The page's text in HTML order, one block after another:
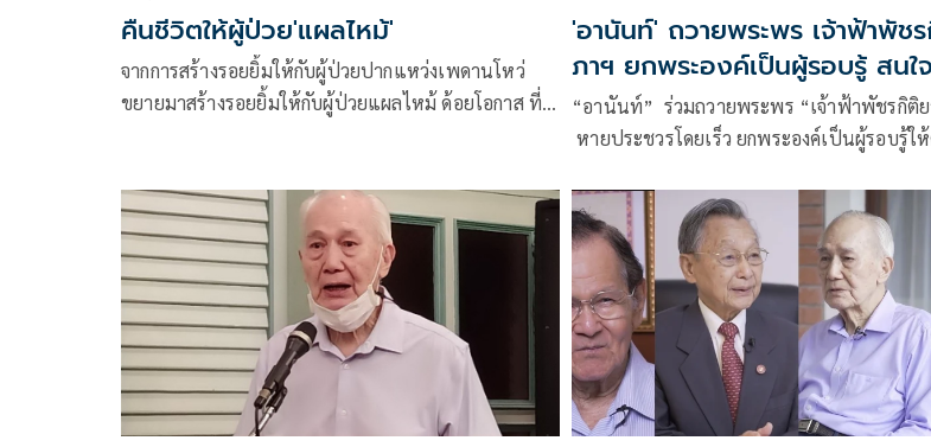
คืนชีวิตให้ผู้ป่วย'แผลไหม้'
จากการสร้างรอยยิ้มให้กับผู้ป่วยปากแหว่งเพดานโหว่
ขยายมาสร้างรอยยิ้มให้กับผู้ป่วยแผลไหม้ ด้อยโอกาส ที่
ที่มีราคาสูง เพื่อคืนชีวิตให้เขากลับสู่สังคม มีคุณภาพชีวิต
ที่ดีขึ้น
'อานันท์' ถวายพระพร เจ้าฟ้าพัช
ภาฯ ยกพระองค์เป็นผู้รอบรู้ สนใ
ทุกข์สุขราษฎรทั่วประเทศ
“อานันท์” ร่วมถวายพระพร “เจ้าฟ้าพัชรกิติ
หายประชวรโดยเร็ว ยกพระองค์เป็นผู้รอบรู้ใ